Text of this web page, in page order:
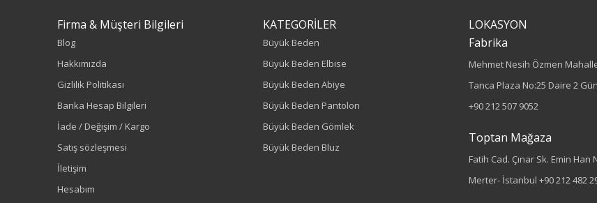
Firma & Müşteri Bilgileri
Blog
Hakkımızda
Gizlilik Politikası
Banka Hesap Bilgileri
İade / Değişim / Kargo
Satış sözleşmesi
İletişim
Hesabım
KATEGORİLER
Büyük Beden
Büyük Beden Elbise
Büyük Beden Abiye
Büyük Beden Pantolon
Büyük Beden Gömlek
Büyük Beden Bluz
LOKASYON
Fabrika
Mehmet Nesih Özmen
Tanca Plaza No:25 Daire 2
+90 212 507 9052
Toptan Mağaza
Fatih Cad. Çınar Sk. Emin Han
Merter- İstanbul +90 212 482